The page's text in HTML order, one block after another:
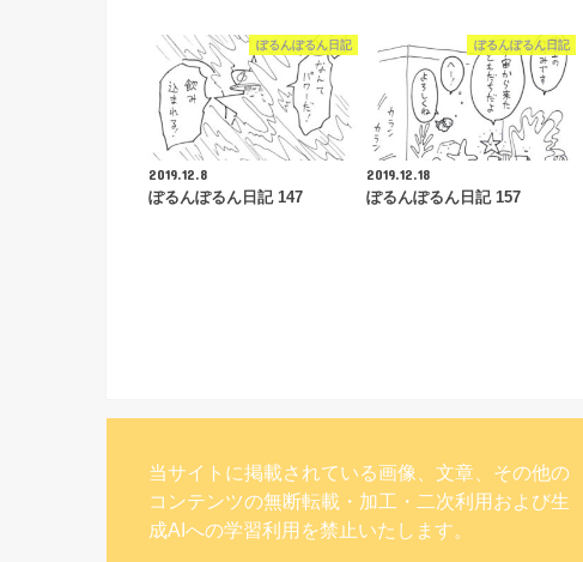
ぽるんぽるん日記
2019.12.8
ぽるんぽるん日記 147
ぽるんぽるん日記
2019.12.18
ぽるんぽるん日記 157
当サイトに掲載されている画像、文章、その他の
コンテンツの無断転載・加工・二次利用および生
成AIへの学習利用を禁止いたします。